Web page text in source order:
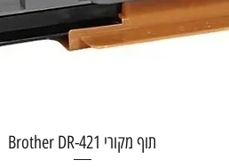
תצוגה מהירהתוף מקורי Brother DR-421